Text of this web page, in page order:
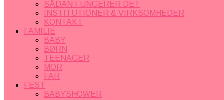
SÅDAN FUNGERER DET
INSTITUTIONER & VIRKSOMHEDER
KONTAKT
FAMILIE
BABY
BØRN
TEENAGER
MOR
FAR
FEST
BABYSHOWER